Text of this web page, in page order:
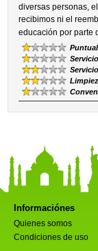
diversas personas,
recibimos ni el
educación por parte
Informaciónes
Quienes somos
Condiciones de uso